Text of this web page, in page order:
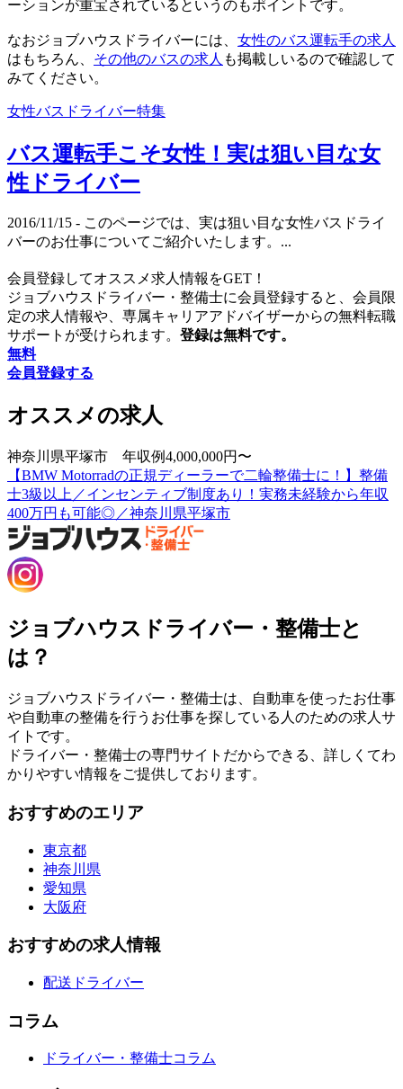
ーションが重宝されているというのもポイントです。
なおジョブハウスドライバーには、 女性のバス運転手の求人
はもちろん、 その他のバスの求人 も掲載しいるので確認して
みてください。
女性バスドライバー特集
バス運転手こそ女性！実は狙い目な女
性ドライバー
2016/11/15 - このページでは、実は狙い目な女性バスドライ
バーのお仕事についてご紹介いたします。...
会員登録してオススメ求人情報をGET！
ジョブハウスドライバー・整備士に会員登録すると、会員限
定の求人情報や、専属キャリアアドバイザーからの無料転職
サポートが受けられます。 登録は無料です。
無料
会員登録する
オススメの求人
神奈川県平塚市 年収例4,000,000円〜
【BMW Motorradの正規ディーラーで二輪整備士に！】整備
士3級以上／インセンティブ制度あり！実務未経験から年収
400万円も可能◎／神奈川県平塚市
ジョブハウスドライバー・整備士と
は？
ジョブハウスドライバー・整備士は、自動車を使ったお仕事
や自動車の整備を行うお仕事を探している人のための求人サ
イトです。
ドライバー・整備士の専門サイトだからできる、詳しくてわ
かりやすい情報をご提供しております。
おすすめのエリア
東京都
神奈川県
愛知県
大阪府
おすすめの求人情報
配送ドライバー
コラム
ドライバー・整備士コラム